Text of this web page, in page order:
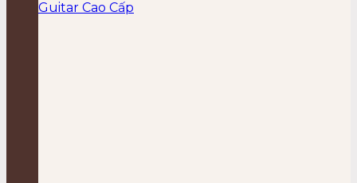
Guitar Cao Cấp